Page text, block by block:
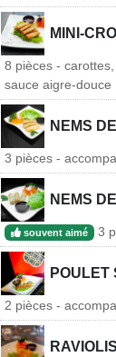
MINI-
8 pièces -
sauce aigre-douce
NEMS
3 pièces -
NEMS
souvent aimé 3
POULET
2 pièces -